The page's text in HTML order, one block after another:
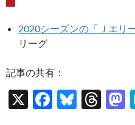
2020シーズンの「Ｊエリ
リーグ
記事の共有：
X
F
Bl T